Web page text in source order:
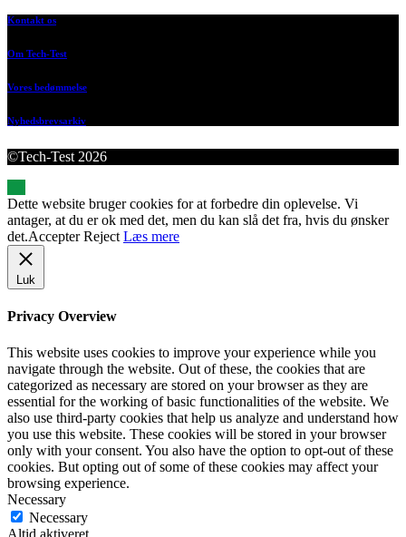
Kontakt os
Om Tech-Test
Vores bedømmelse
Nyhedsbrevsarkiv
©Tech-Test 2026
Dette website bruger cookies for at forbedre din oplevelse. Vi
antager, at du er ok med det, men du kan slå det fra, hvis du ønsker
det.Accepter Reject Læs mere
Luk
Privacy Overview
This website uses cookies to improve your experience while you
navigate through the website. Out of these, the cookies that are
categorized as necessary are stored on your browser as they are
essential for the working of basic functionalities of the website. We
also use third-party cookies that help us analyze and understand how
you use this website. These cookies will be stored in your browser
only with your consent. You also have the option to opt-out of these
cookies. But opting out of some of these cookies may affect your
browsing experience.
Necessary
Necessary
Altid aktiveret